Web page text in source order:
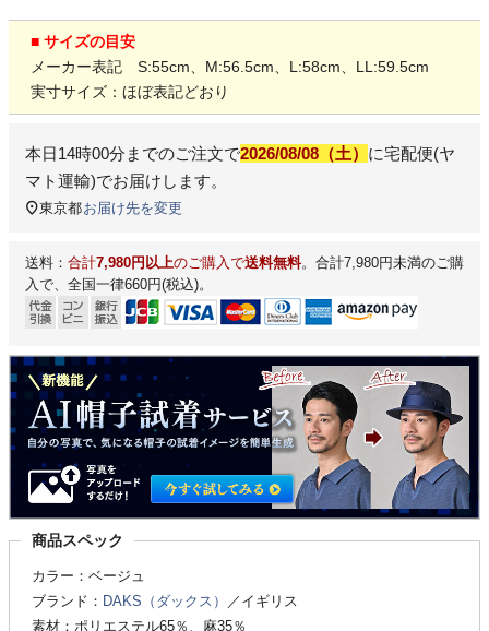
■ サイズの目安
メーカー表記 S:55cm、M:56.5cm、L:58cm、LL:59.5cm
実寸サイズ：ほぼ表記どおり
本日14時00分 までのご注文で2026/08/08（土） に宅配便(ヤ
マト運輸)でお届けします。
東京都お届け先を変更
送料： 合計7,980円以上のご購入で送料無料。合計7,980円未満のご購
入で、全国一律660円(税込)。
商品スペック
カラー：ベージュ
ブランド： DAKS（ダックス）
／イギリス
素材：ポリエステル65％、麻35％